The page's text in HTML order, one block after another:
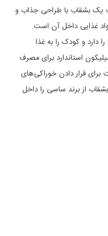
یک بشقاب با طراحی جذاب و
غذایی داخل آن است.
و کودک را به غذا
استاندارد برای مصرف
قرار دادن خوراکی‌های
از برند ساسی را داخل